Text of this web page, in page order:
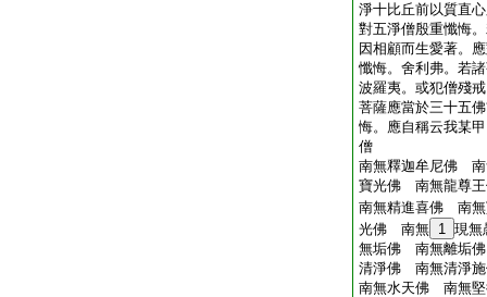
淨十比丘前以質直
對五淨僧殷重懺悔
因相顧而生愛著。
懺悔。舍利弗。若
波羅夷。或犯僧殘
菩薩應當於三十五
悔。應自稱云我某
僧
南無釋迦牟尼佛
寶光佛 南無龍尊
南無精進喜佛 南
光佛 南無 1 現
無垢佛 南無離垢
清淨佛 南無清淨
南無水天佛 南無